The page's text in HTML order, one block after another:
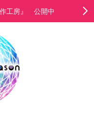
工房』 公開中